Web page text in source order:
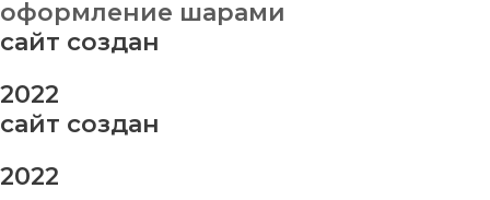
оформление шарами
сайт создан
2022
сайт создан
2022